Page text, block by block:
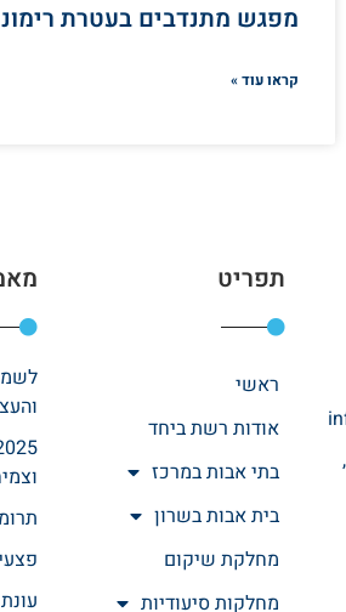
מפגש מתנדבים בעטרת
קראו עוד »
רחוב אהרונוביץ 10,
תפריט
ראשי
אודות רשת ביחד
בתי אבות במרכז
בית אבות בשרון
מחלקת שיקום
מחלקות סיעודיות